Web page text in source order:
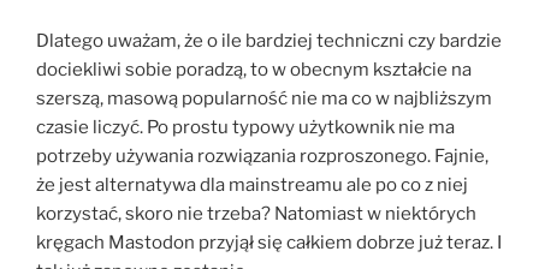
Dlatego uważam, że o ile bardziej techniczni czy bardzie
dociekliwi sobie poradzą, to w obecnym kształcie na
szerszą, masową popularność nie ma co w najbliższym
czasie liczyć. Po prostu typowy użytkownik nie ma
potrzeby używania rozwiązania rozproszonego. Fajnie,
że jest alternatywa dla mainstreamu ale po co z niej
korzystać, skoro nie trzeba? Natomiast w niektórych
kręgach Mastodon przyjął się całkiem dobrze już teraz. I